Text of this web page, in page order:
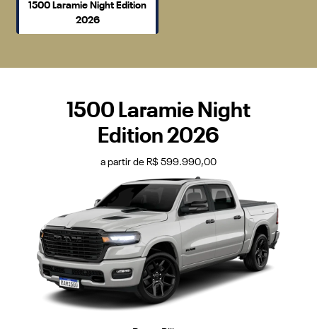
1500 Laramie Night Edition
2026
1500 Laramie Night
Edition 2026
a partir de R$ 599.990,00